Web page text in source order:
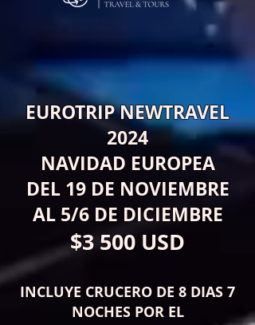
EUROTRIP NEWTRAVEL
2024
NAVIDAD EUROPEA
DEL 19 DE NOVIEMBRE
AL 5/6 DE DICIEMBRE
$3 500 USD
INCLUYE CRUCERO DE 8 DIAS 7
NOCHES POR EL